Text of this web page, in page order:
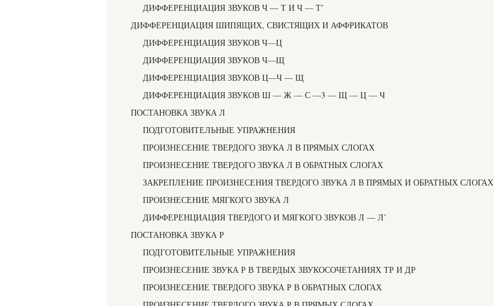
ДИФФЕРЕНЦИАЦИЯ ЗВУКОВ Ч — Т И Ч — Т’
ДИФФЕРЕНЦИАЦИЯ ШИПЯЩИХ, СВИСТЯЩИХ И АФФРИКАТОВ
ДИФФЕРЕНЦИАЦИЯ ЗВУКОВ Ч—Ц
ДИФФЕРЕНЦИАЦИЯ ЗВУКОВ Ч—Щ
ДИФФЕРЕНЦИАЦИЯ ЗВУКОВ Ц—Ч — Щ
ДИФФЕРЕНЦИАЦИЯ ЗВУКОВ Ш — Ж — С —3 — Щ — Ц — Ч
ПОСТАНОВКА ЗВУКА Л
ПОДГОТОВИТЕЛЬНЫЕ УПРАЖНЕНИЯ
ПРОИЗНЕСЕНИЕ ТВЕРДОГО ЗВУКА Л В ПРЯМЫХ СЛОГАХ
ПРОИЗНЕСЕНИЕ ТВЕРДОГО ЗВУКА Л В ОБРАТНЫХ СЛОГАХ
ЗАКРЕПЛЕНИЕ ПРОИЗНЕСЕНИЯ ТВЕРДОГО ЗВУКА Л В ПРЯМЫХ И ОБРАТНЫХ СЛОГАХ
ПРОИЗНЕСЕНИЕ МЯГКОГО ЗВУКА Л
ДИФФЕРЕНЦИАЦИЯ ТВЕРДОГО И МЯГКОГО ЗВУКОВ Л — Л’
ПОСТАНОВКА ЗВУКА Р
ПОДГОТОВИТЕЛЬНЫЕ УПРАЖНЕНИЯ
ПРОИЗНЕСЕНИЕ ЗВУКА Р В ТВЕРДЫХ ЗВУКОСОЧЕТАНИЯХ ТР И ДР
ПРОИЗНЕСЕНИЕ ТВЕРДОГО ЗВУКА Р В ОБРАТНЫХ СЛОГАХ